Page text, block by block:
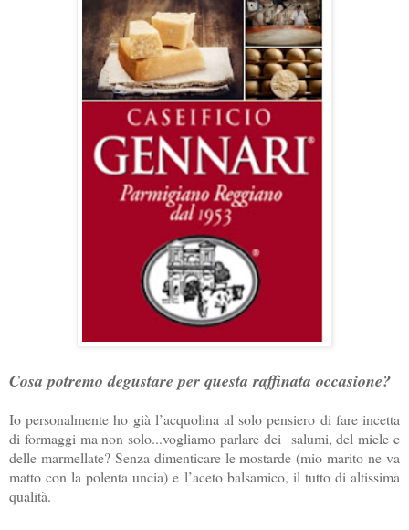
Cosa potremo degustare per questa raffinata occasione?
Io personalmente ho già l’acquolina al solo pensiero di fare incetta
di formaggi ma non solo...vogliamo parlare dei salumi, del miele e
delle marmellate? Senza dimenticare le mostarde (mio marito ne va
matto con la polenta uncia) e l’aceto balsamico, il tutto di altissima
qualità.